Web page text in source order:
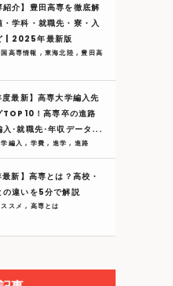
紹介】豊田高専を徹底解
学科・就職先・寮・入
| 2025年最新版
高専情報 ,東海北陸,豊田高
最新】高専大学編入先
TOP10！高専卒の進路
入･就職先･年収データ...
学編入, 学費, 進学, 進路
新】高専とは？高校・
の違いを5分で解説
ススメ, 高専とは